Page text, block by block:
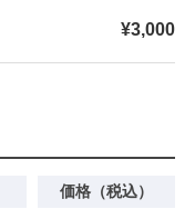
¥3,000
価格（税込）